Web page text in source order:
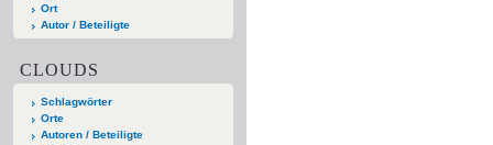
Ort
Autor / Beteiligte
CLOUDS
Schlagwörter
Orte
Autoren / Beteiligte